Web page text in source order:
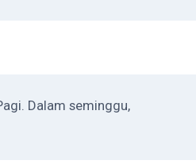
Dalam seminggu,